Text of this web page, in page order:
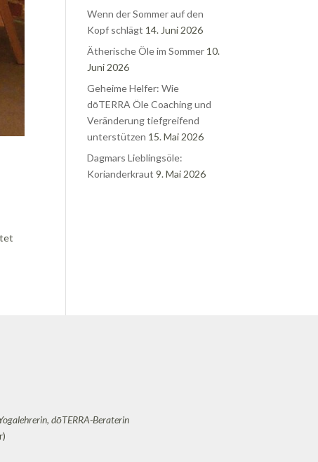
Wenn der Sommer auf den
Kopf schlägt 14. Juni 2026
Ätherische Öle im Sommer 10.
Juni 2026
Geheime Helfer: Wie
dōTERRA Öle Coaching und
Veränderung tiefgreifend
unterstützen 15. Mai 2026
Dagmars Lieblingsöle:
Korianderkraut 9. Mai 2026
dōTERRA-Beraterin